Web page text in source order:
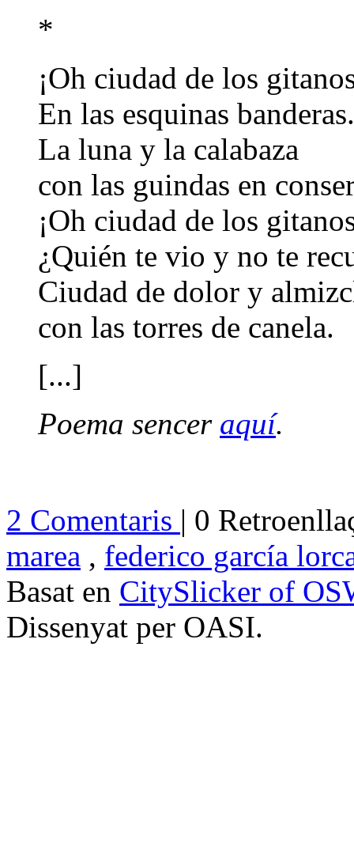
*
¡Oh ciudad de los
En las esquinas banderas.
La luna y la calabaza
con las guindas en
¡Oh ciudad de los
¿Quién te vio y no te
Ciudad de dolor y
con las torres de canela.
[...]
Poema sencer aquí.
2 Comentaris | 0
marea , federico garcía
Basat en CitySlicker of
Dissenyat per OASI.